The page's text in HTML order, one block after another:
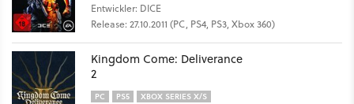
Entwickler: DICE
Release: 27.10.2011 (PC, PS4, PS3, Xbox 360)
Kingdom Come: Deliverance
2
PC PS5 XBOX SERIES X/S